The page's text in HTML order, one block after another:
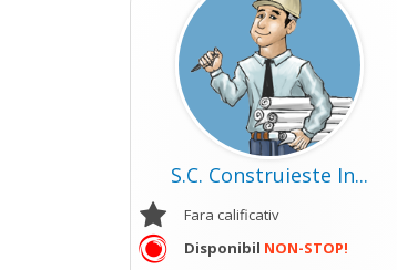
S.C. Construieste In...
Fara calificativ
Disponibil NON-STOP!